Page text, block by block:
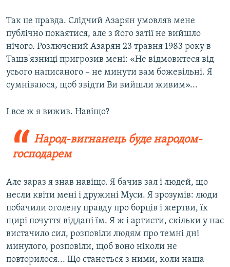
Так це правда. Слідчий Азарян умовляв мене
публічно покаятися, але з його затії не вийшло
нічого. Розлючений Азарян 23 травня 1983 року в
Ташв'язниці пригрозив мені: «Не відмовитеся від
усього написаного – не минути вам божевільні. Я
сумніваюся, щоб звідти Ви вийшли живим»...
І все ж я вижив. Навіщо?
Народ-вигнанець буде народом-
господарем
Але зараз я знав навіщо. Я бачив зал і людей, що
несли квіти мені і дружині Муси. Я зрозумів: люди
побачили оголену правду про борців і жертви, їх
щирі почуття віддані їм. Я ж і артисти, скільки у нас
вистачило сил, розповіли людям про темні дні
минулого, розповіли, щоб воно ніколи не
повторилося... Що станеться з ними, коли наша